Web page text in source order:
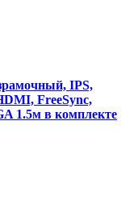
IPS,
FreeSync,
1.5м в комплекте